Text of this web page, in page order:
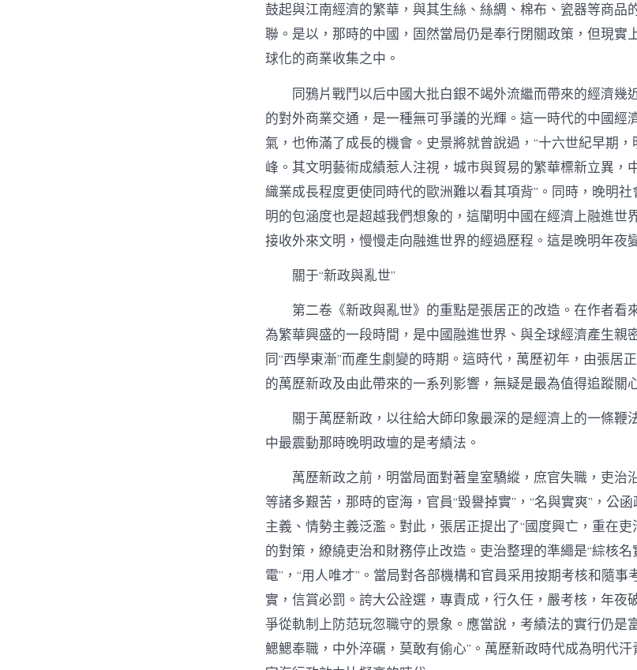
鼓起與江南經濟的繁華，與其生絲、絲綢、棉布、瓷器等商品
聯。是以，那時的中國，固然當局仍是奉行閉關政策，但現實
球化的商業收集之中。
同鴉片戰鬥以后中國大批白銀不竭外流繼而帶來的經濟幾
的對外商業交通，是一種無可爭議的光輝。這一時代的中國經
氣，也佈滿了成長的機會。史景將就曾說過，“十六世紀早期
峰。其文明藝術成績惹人注視，城市與貿易的繁華標新立異，
織業成長程度更使同時代的歐洲難以看其項背”。同時，晚明
明的包涵度也是超越我們想象的，這闡明中國在經濟上融進世
接收外來文明，慢慢走向融進世界的經過歷程。這是晚明年夜
關于“新政與亂世”
第二卷《新政與亂世》的重點是張居正的改造。在作者看
為繁華興盛的一段時間，是中國融進世界、與全球經濟產生親
同“西學東漸”而產生劇變的時期。這時代，萬歷初年，由張居
的萬歷新政及由此帶來的一系列影響，無疑是最為值得追蹤關
關于萬歷新政，以往給大師印象最深的是經濟上的一條鞭
中最震動那時晚明政壇的是考績法。
萬歷新政之前，明當局面對著皇室驕縱，庶官失職，吏治
等諸多艱苦，那時的宦海，官員“毀譽掉實”，“名與實爽”，公
主義、情勢主義泛濫。對此，張居正提出了“國度興亡，重在
的對策，繚繞吏治和財務停止改造。吏治整理的準繩是“綜核名
電”，“用人唯才”。當局對各部機構和官員采用按期考核和隨事
實，信賞必罰。誇大公詮選，專責成，行久任，嚴考核，年夜
爭從軌制上防范玩忽職守的景象。應當說，考績法的實行仍是
鰓鰓奉職，中外淬礪，莫敢有偷心”。萬歷新政時代成為明代